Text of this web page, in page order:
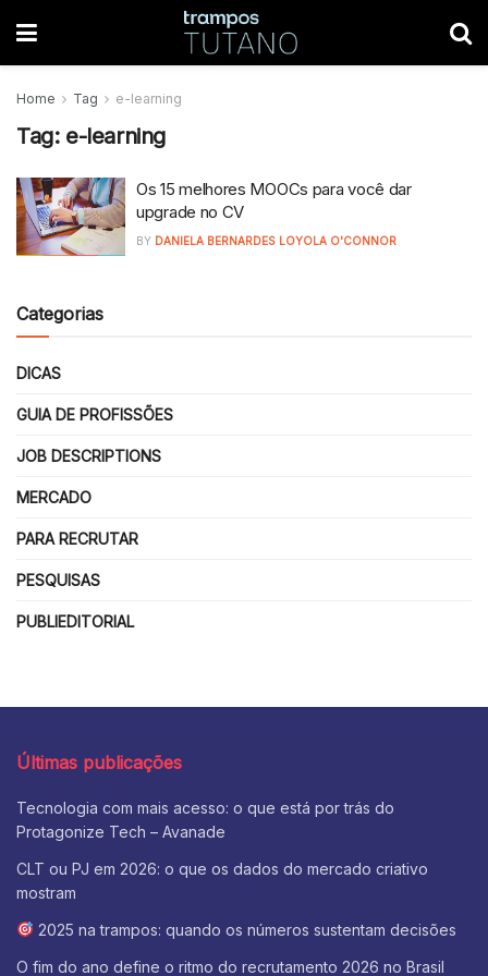
Home Tag e-learning
Tag: e-learning
Os 15 melhores MOOCs para você dar
upgrade no CV
BY DANIELA BERNARDES LOYOLA O'CONNOR
Categorias
DICAS
GUIA DE PROFISSÕES
JOB DESCRIPTIONS
MERCADO
PARA RECRUTAR
PESQUISAS
PUBLIEDITORIAL
Últimas publicações
Tecnologia com mais acesso: o que está por trás do
Protagonize Tech – Avanade
CLT ou PJ em 2026: o que os dados do mercado criativo
mostram
2025 na trampos: quando os números sustentam decisões
O fim do ano define o ritmo do recrutamento 2026 no Brasil